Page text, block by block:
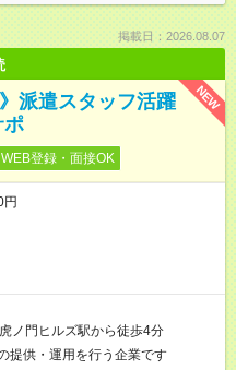
掲載日：2026.08.07
NEW
派遣スタッフ活躍
ポ
WEB登録・面接OK
虎ノ門ヒルズ駅から徒歩4分
提供・運用を行う企業です